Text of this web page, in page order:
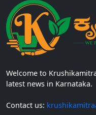
Welcome to
latest news in Karnataka.
Contact us: